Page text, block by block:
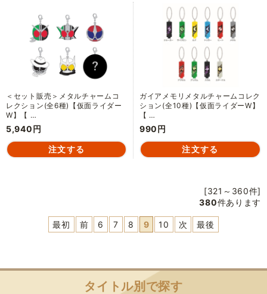
＜セット販売＞メタルチャームコ
レクション(全6種)【仮面ライダー
W】【 …
5,940円
ガイアメモリメタルチャームコレク
ション(全10種)【仮面ライダーW】
【 …
990円
[321～360件]
380件あります
最初 前 6 7 8 9 10 次 最後
タイトル別で探す